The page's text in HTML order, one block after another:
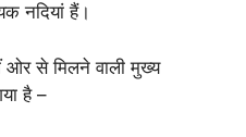
नदियां हैं।
ओर से मिलने वाली मुख्य
है –